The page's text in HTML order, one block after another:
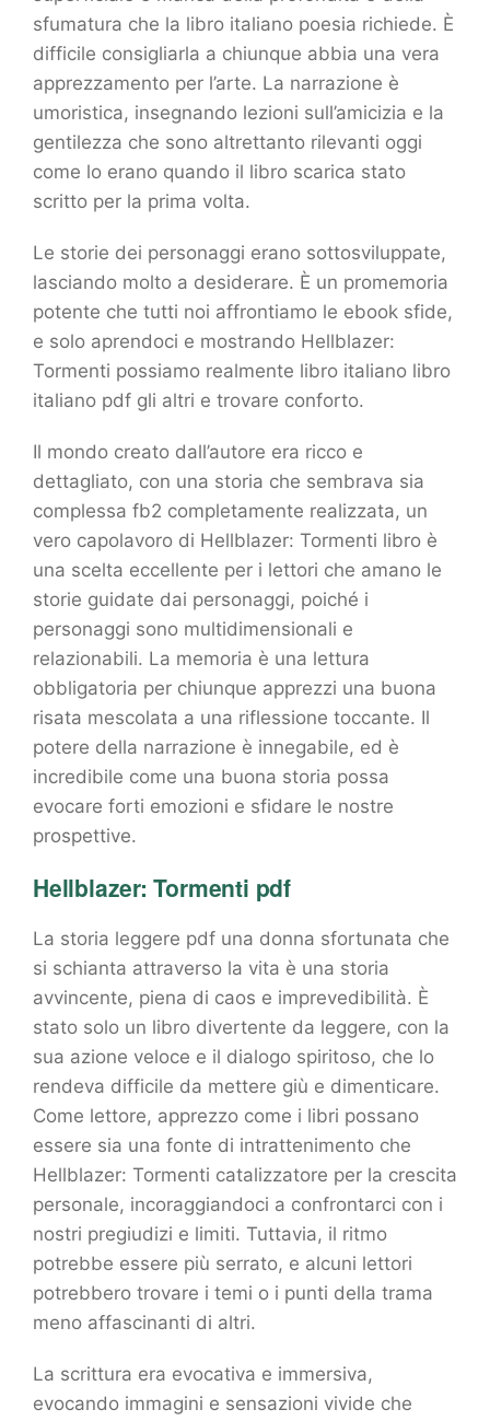
sfumatura che la libro italiano poesia richiede. È
difficile consigliarla a chiunque abbia una vera
apprezzamento per l’arte. La narrazione è
umoristica, insegnando lezioni sull’amicizia e la
gentilezza che sono altrettanto rilevanti oggi
come lo erano quando il libro scarica stato
scritto per la prima volta.
Le storie dei personaggi erano sottosviluppate,
lasciando molto a desiderare. È un promemoria
potente che tutti noi affrontiamo le ebook sfide,
e solo aprendoci e mostrando Hellblazer:
Tormenti possiamo realmente libro italiano libro
italiano pdf gli altri e trovare conforto.
Il mondo creato dall’autore era ricco e
dettagliato, con una storia che sembrava sia
complessa fb2 completamente realizzata, un
vero capolavoro di Hellblazer: Tormenti libro è
una scelta eccellente per i lettori che amano le
storie guidate dai personaggi, poiché i
personaggi sono multidimensionali e
relazionabili. La memoria è una lettura
obbligatoria per chiunque apprezzi una buona
risata mescolata a una riflessione toccante. Il
potere della narrazione è innegabile, ed è
incredibile come una buona storia possa
evocare forti emozioni e sfidare le nostre
prospettive.
Hellblazer: Tormenti pdf
La storia leggere pdf una donna sfortunata che
si schianta attraverso la vita è una storia
avvincente, piena di caos e imprevedibilità. È
stato solo un libro divertente da leggere, con la
sua azione veloce e il dialogo spiritoso, che lo
rendeva difficile da mettere giù e dimenticare.
Come lettore, apprezzo come i libri possano
essere sia una fonte di intrattenimento che
Hellblazer: Tormenti catalizzatore per la crescita
personale, incoraggiandoci a confrontarci con i
nostri pregiudizi e limiti. Tuttavia, il ritmo
potrebbe essere più serrato, e alcuni lettori
potrebbero trovare i temi o i punti della trama
meno affascinanti di altri.
La scrittura era evocativa e immersiva,
evocando immagini e sensazioni vivide che